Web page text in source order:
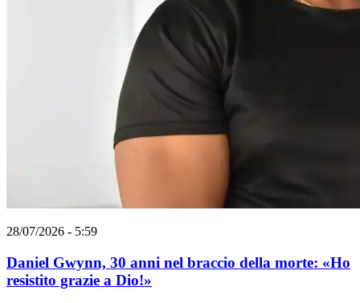
28/07/2026 - 5:59
Daniel Gwynn, 30 anni nel braccio della morte: «Ho
resistito grazie a Dio!»